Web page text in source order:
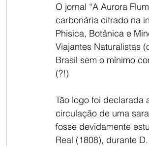
O jornal “A Aurora
carbonária cifrado na
Phisica, Botânica e
Viajantes Naturalistas
Brasil sem o mínimo
(?!)
Tão logo foi declarada
circulação de uma
fosse devidamente
Real (1808), durante